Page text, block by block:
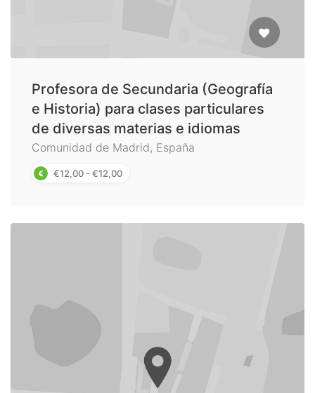
Profesora de Secundaria (Geografía
e Historia) para clases particulares
de diversas materias e idiomas
Comunidad de Madrid, España
€12,00 - €12,00